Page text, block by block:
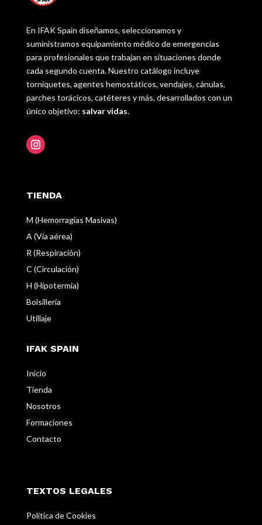
En IFAK Spain diseñamos, seleccionamos y
suministramos equipamiento médico de emergencias
para profesionales que trabajan en situaciones donde
cada segundo cuenta. Nuestro catálogo incluye
torniquetes, agentes hemostáticos, vendajes, cánulas,
parches torácicos, catéteres y más, desarrollados con un
único objetivo: salvar vidas.
TIENDA
M (Hemorragias Masivas)
A (Vía aérea)
R (Respiración)
C (Circulación)
H (Hipotermia)
Bolsillería
Utillaje
IFAK SPAIN
Inicio
Tienda
Nosotros
Formaciones
Contacto
TEXTOS LEGALES
Política de Cookies